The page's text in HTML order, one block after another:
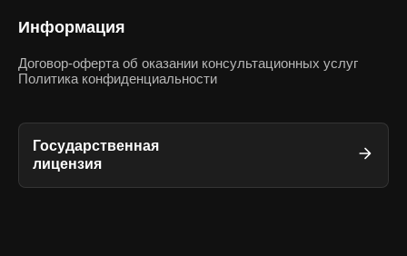
Информация
Договор-оферта об оказании консультационных услуг
Политика конфиденциальности
Государственная
лицензия